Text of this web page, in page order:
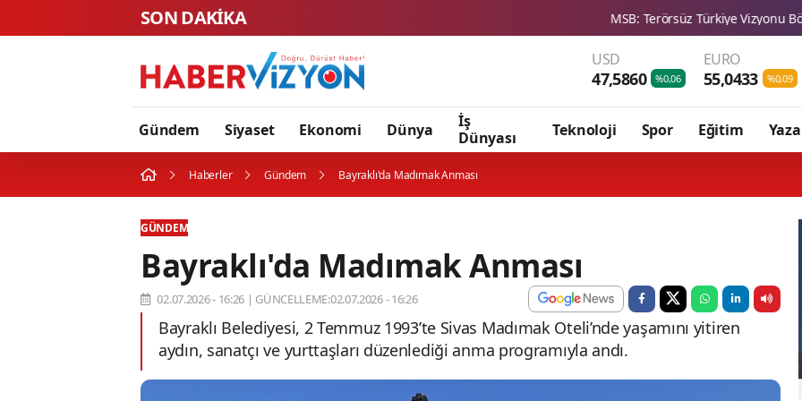
SON DAKİKA MSB: Terörsüz Türkiye Vizyonu Bölgesel Barış ve
USD
47,5860 %0,06
EURO
55,0433 %0,09
Gündem Siyaset Ekonomi Dünya
İş
Dünyası
Teknoloji Spor Eğitim
Haberler Gündem Bayraklı'da Madımak Anması
GÜNDEM
Bayraklı'da Madımak Anması
02.07.2026 - 16:26 | GÜNCELLEME:02.07.2026 - 16:26
Bayraklı Belediyesi, 2 Temmuz 1993’te Sivas Madımak Oteli’nde yaşamını yitiren
aydın, sanatçı ve yurttaşları düzenlediği anma programıyla andı.